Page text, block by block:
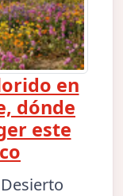
en
dónde
este